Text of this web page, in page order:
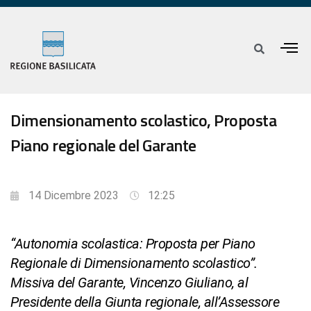
Dimensionamento scolastico, Proposta
Piano regionale del Garante
14 Dicembre 2023 12:25
“Autonomia scolastica: Proposta per Piano
Regionale di Dimensionamento scolastico”.
Missiva del Garante, Vincenzo Giuliano, al
Presidente della Giunta regionale, all’Assessore